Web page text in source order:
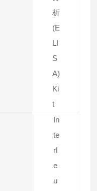
析
(E
LI
S
A)
Ki
t
In
te
rl
e
u